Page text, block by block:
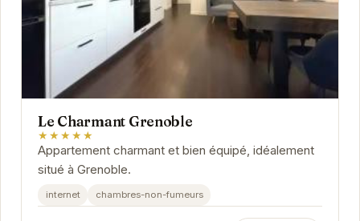
Le Charmant Grenoble
★★★★★
Appartement charmant et bien équipé, idéalement
situé à Grenoble.
internet chambres-non-fumeurs